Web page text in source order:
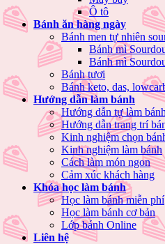
Ô tô
Bánh ăn hàng ngày
Bánh men tự nhiên
Bánh mì
Bánh mì
Bánh tươi
Bánh keto, das,
Hướng dẫn làm bánh
Hướng dẫn tự làm bánh
Hướng dẫn trang trí
Kinh nghiệm chọn
Kinh nghiệm làm bánh
Cách làm món ngon
Cảm xúc khách hàng
Khóa học làm bánh
Học làm bánh miễn phí
Học làm bánh cơ bản
Lớp bánh Online
Liên hệ